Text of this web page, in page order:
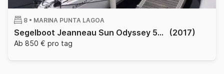
8 • MARINA PUNTA LAGOA
Segelboot Jeanneau Sun Odyssey 519 15.78m (2017)
Ab 850 € pro tag